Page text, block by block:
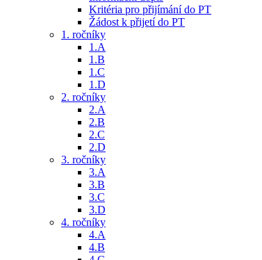
Kritéria pro přijímání do PT
Žádost k přijetí do PT
1. ročníky
1.A
1.B
1.C
1.D
2. ročníky
2.A
2.B
2.C
2.D
3. ročníky
3.A
3.B
3.C
3.D
4. ročníky
4.A
4.B